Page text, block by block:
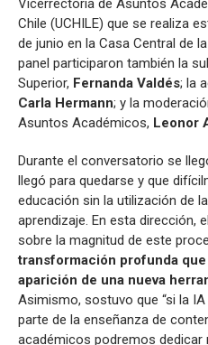
Vicerrectoría de Asuntos
Chile (UCHILE) que se realiza
de junio en la Casa Central de
panel participaron también la
Superior, Fernanda Valdés; la
Carla Hermann; y la
Asuntos Académicos, Leonor
Durante el conversatorio se
llegó para quedarse y que
educación sin la utilización de
aprendizaje. En esta dirección,
sobre la magnitud de este
transformación profunda que
aparición de una nueva
Asimismo, sostuvo que “si la
parte de la enseñanza de
académicos podremos dedicar